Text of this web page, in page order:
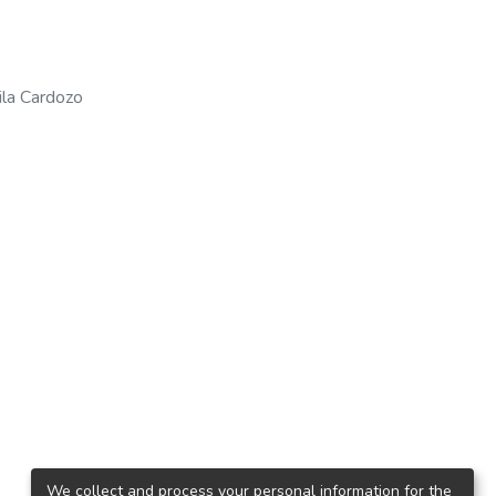
Cardozo
We collect and process your personal information for the